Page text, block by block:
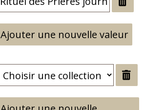
Ajouter une nouvelle valeur